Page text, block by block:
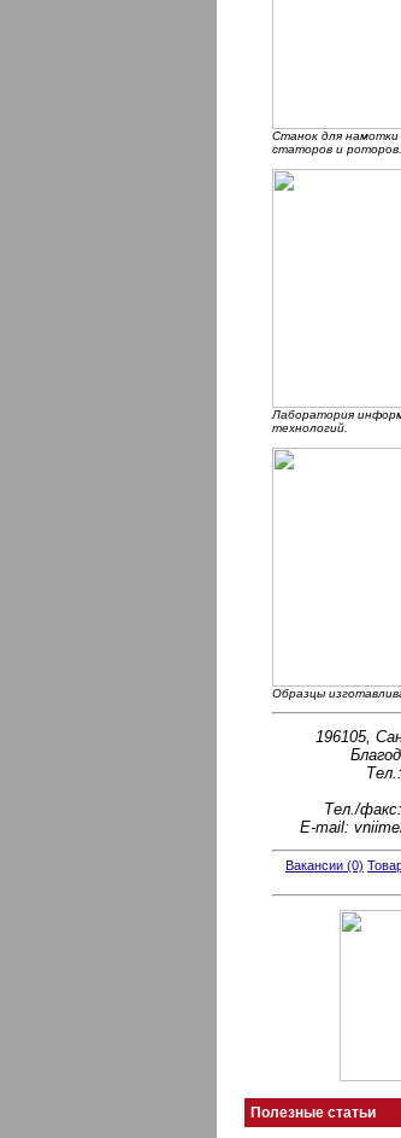
Станок для
статоров и роторов.
Лаборатория
технологий.
Образцы
196105,
Тел./
E-mail:
Вакансии (0)
Полезные статьи